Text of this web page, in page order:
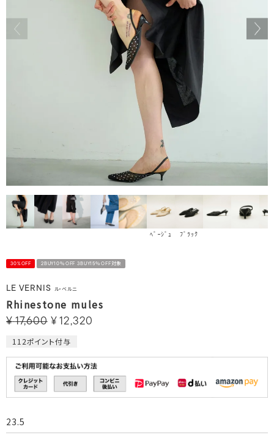
ﾍﾞｰｼﾞｭ ﾌﾞﾗｯｸ
30%OFF 2BUY10％OFF 3BUY15％OFF対象
LE VERNIS ル・ベルニ
Rhinestone mules
¥ 17,600 ¥ 12,320
112ポイント付与
23.5